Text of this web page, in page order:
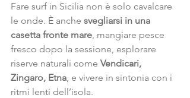
Fare surf in Sicilia non è solo cavalcare
le onde. È anche svegliarsi in una
casetta fronte mare, mangiare pesce
fresco dopo la sessione, esplorare
riserve naturali come Vendicari,
Zingaro, Etna, e vivere in sintonia con i
ritmi lenti dell’isola.